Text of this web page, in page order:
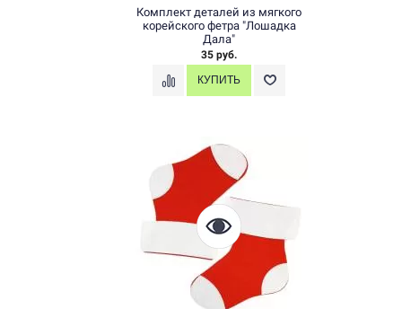
Комплект деталей из мягкого
корейского фетра "Лошадка
Дала"
35 руб.